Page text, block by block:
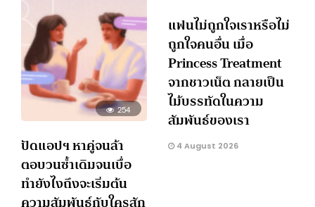
254
ปัดแอปฯ หาคู่จนล้า
ตอบวนซ้ำเดิมจนเบื่อ
ทำยังไงถึงจะเริ่มต้น
ความสัมพันธ์กับใครสัก
แฟนไม่ถูกใจเราหรือไม่
ถูกใจคนอื่น เมื่อ
Princess Treatment
จากชาวเน็ต กลายเป็น
ไม้บรรทัดในความ
สัมพันธ์ของเรา
4 August 2026